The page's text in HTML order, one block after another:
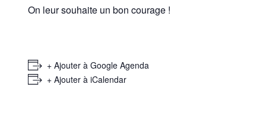
On leur souhaite un bon courage !
+ Ajouter à Google Agenda
+ Ajouter à iCalendar